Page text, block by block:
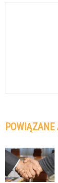
POWIĄZANE